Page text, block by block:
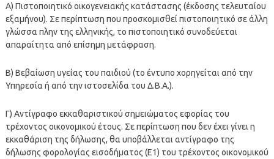
Α) Πιστοποιητικό οικογενειακής κατάστασης (έκδοσης τελευταίου
εξαμήνου). Σε περίπτωση που προσκομισθεί πιστοποιητικό σε άλλη
γλώσσα πλην της ελληνικής, το πιστοποιητικό συνοδεύεται
απαραίτητα από επίσημη μετάφραση.
Β) Βεβαίωση υγείας του παιδιού (το έντυπο χορηγείται από την
Υπηρεσία ή από την ιστοσελίδα του Δ.Β.Α.).
Γ) Αντίγραφο εκκαθαριστικού σημειώματος εφορίας του
τρέχοντος οικονομικού έτους. Σε περίπτωση που δεν έχει γίνει η
εκκαθάριση της δήλωσης, θα υποβάλλεται αντίγραφο της
δήλωσης φορολογίας εισοδήματος (Ε1) του τρέχοντος οικονομικού